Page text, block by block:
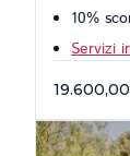
10%
Servizi